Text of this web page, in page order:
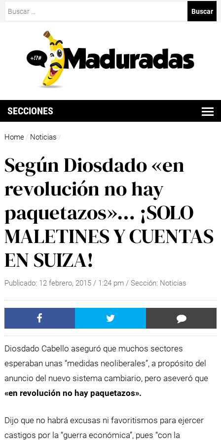
SECCIONES
Home / Noticias /
Según Diosdado «en
revolución no hay
paquetazos»… ¡SOLO
MALETINES Y CUENTAS
EN SUIZA!
Publicado: 12 febrero, 2015/ 1:24 pm / Sección: Noticias
Diosdado Cabello aseguró que muchos sectores
esperaban unas “medidas neoliberales”, a propósito del
anuncio del nuevo sistema cambiario, pero aseveró que
«en revolución no hay paquetazos».
Dijo que no habrá excusas ni favoritismos para ejercer
castigos por la “guerra económica”, pues “con la